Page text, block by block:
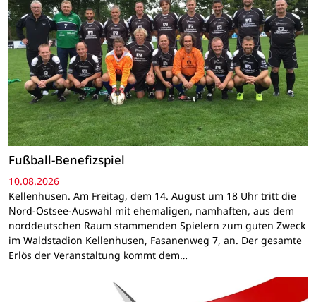
Fußball-Benefizspiel
10.08.2026
Kellenhusen. Am Freitag, dem 14. August um 18 Uhr tritt die
Nord-Ostsee-Auswahl mit ehemaligen, namhaften, aus dem
norddeutschen Raum stammenden Spielern zum guten Zweck
im Waldstadion Kellenhusen, Fasanenweg 7, an. Der gesamte
Erlös der Veranstaltung kommt dem…